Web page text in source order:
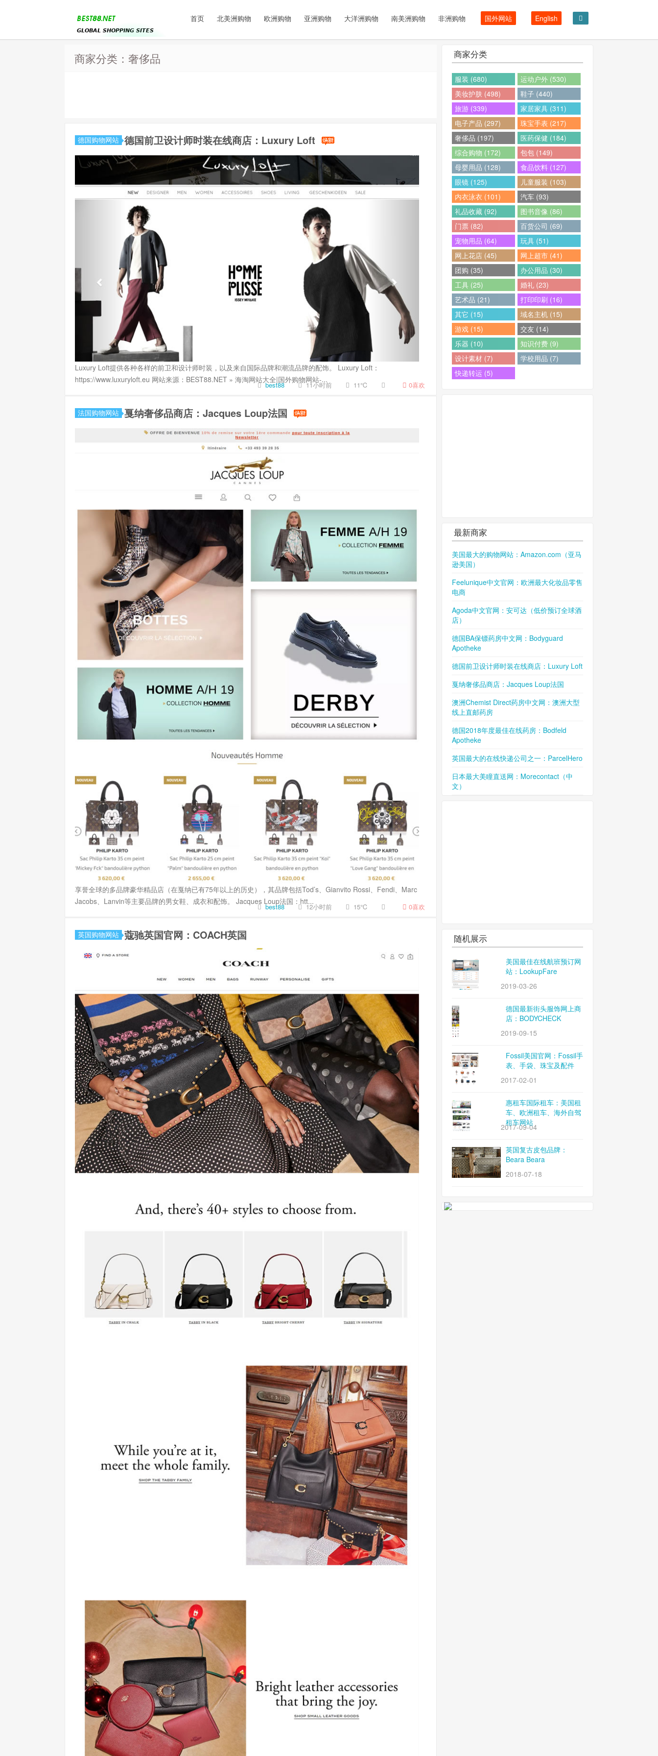
首页 北美洲购物 欧洲购物 亚洲购物 大洋洲购物 南美洲购物 非洲购物 国外网站 English
商家分类：奢侈品
德国购物网站 德国前卫设计师时装在线商店：Luxury Loft
Luxury Loft提供各种各样的前卫和设计师时装，以及来自国际品牌和潮流品牌的配饰。 Luxury Loft：
https://www.luxuryloft.eu 网站来源：BEST88.NET » 海淘网站大全|国外购物网站-...
best88 11小时前 11℃ 0喜欢
法国购物网站 戛纳奢侈品商店：Jacques Loup法国
享誉全球的多品牌豪华精品店（在戛纳已有75年以上的历史），其品牌包括Tod’s、Gianvito Rossi、Fendi、Marc
Jacobs、Lanvin等主要品牌的男女鞋、成衣和配饰。 Jacques Loup法国：htt...
best88 12小时前 15℃ 0喜欢
英国购物网站 蔻驰英国官网：COACH英国
商家分类
服装 (680)
运动户外 (530)
美妆护肤 (498)
鞋子 (440)
旅游 (339)
家居家具 (311)
电子产品 (297)
珠宝手表 (217)
奢侈品 (197)
医药保健 (184)
综合购物 (172)
包包 (149)
母婴用品 (128)
食品饮料 (127)
眼镜 (125)
儿童服装 (103)
内衣泳衣 (101)
汽车 (93)
礼品收藏 (92)
图书音像 (86)
门票 (82)
百货公司 (69)
宠物用品 (64)
玩具 (51)
网上花店 (45)
网上超市 (41)
团购 (35)
办公用品 (30)
工具 (25)
婚礼 (23)
艺术品 (21)
打印印刷 (16)
其它 (15)
域名主机 (15)
游戏 (15)
交友 (14)
乐器 (10)
知识付费 (9)
设计素材 (7)
学校用品 (7)
快递转运 (5)
最新商家
美国最大的购物网站：Amazon.com（亚马
逊美国）
Feelunique中文官网：欧洲最大化妆品零售
电商
Agoda中文官网：安可达（低价预订全球酒
店）
德国BA保镖药房中文网：Bodyguard
Apotheke
德国前卫设计师时装在线商店：Luxury Loft
戛纳奢侈品商店：Jacques Loup法国
澳洲Chemist Direct药房中文网：澳洲大型
线上直邮药房
德国2018年度最佳在线药房：Bodfeld
Apotheke
英国最大的在线快递公司之一：ParcelHero
日本最大美瞳直送网：Morecontact（中
文）
随机展示
美国最佳在线航班预订网
站：LookupFare
2019-03-26
德国最新街头服饰网上商
店：BODYCHECK
2019-09-15
Fossil美国官网：Fossil手
表、手袋、珠宝及配件
2017-02-01
惠租车国际租车：美国租
车、欧洲租车、海外自驾
租车网站
2017-09-04
英国复古皮包品牌：
Beara Beara
2018-07-18